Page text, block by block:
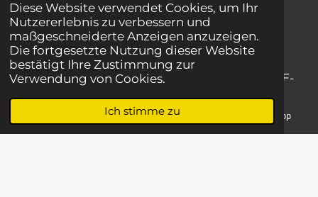
Diese Website verwendet Cookies, um Ihr
Nutzererlebnis zu verbessern und
maßgeschneiderte Anzeigen anzuzeigen.
Die fortgesetzte Nutzung dieser Website
bestätigt Ihre Zustimmung zur
Verwendung von Cookies.
Ich stimme zu
Montag - Freitag: 09:00 - 17:00 Uhr
Samstag: 09:00 - 15:00 Uhr
Sonntag: Notfallservice für Gastronomie per E-
Mail
Kontakt|Impressum| Barista Design
Telefon WhatsApp